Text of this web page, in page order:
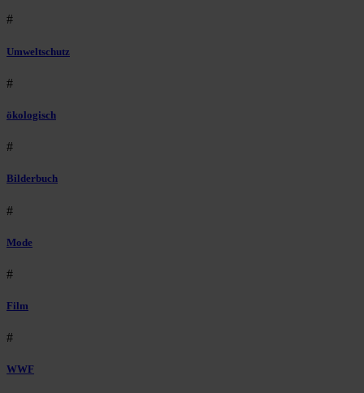
#
Umweltschutz
#
ökologisch
#
Bilderbuch
#
Mode
#
Film
#
WWF